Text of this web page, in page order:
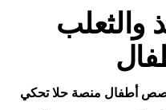
والثعلب
قصص أطفال منصة حلا تحكي